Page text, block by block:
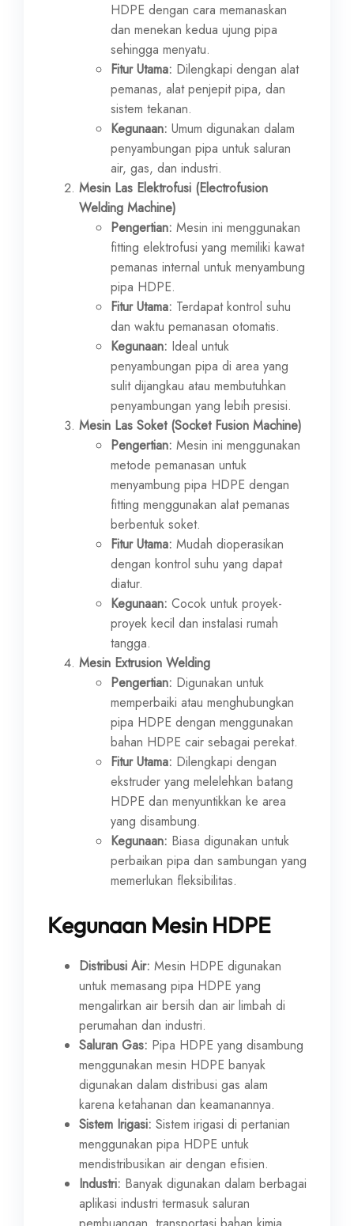
HDPE dengan cara memanaskan
dan menekan kedua ujung pipa
sehingga menyatu.
Fitur Utama: Dilengkapi dengan alat
pemanas, alat penjepit pipa, dan
sistem tekanan.
Kegunaan: Umum digunakan dalam
penyambungan pipa untuk saluran
air, gas, dan industri.
Mesin Las Elektrofusi (Electrofusion
Welding Machine)
Pengertian: Mesin ini menggunakan
fitting elektrofusi yang memiliki kawat
pemanas internal untuk menyambung
pipa HDPE.
Fitur Utama: Terdapat kontrol suhu
dan waktu pemanasan otomatis.
Kegunaan: Ideal untuk
penyambungan pipa di area yang
sulit dijangkau atau membutuhkan
penyambungan yang lebih presisi.
Mesin Las Soket (Socket Fusion Machine)
Pengertian: Mesin ini menggunakan
metode pemanasan untuk
menyambung pipa HDPE dengan
fitting menggunakan alat pemanas
berbentuk soket.
Fitur Utama: Mudah dioperasikan
dengan kontrol suhu yang dapat
diatur.
Kegunaan: Cocok untuk proyek-
proyek kecil dan instalasi rumah
tangga.
Mesin Extrusion Welding
Pengertian: Digunakan untuk
memperbaiki atau menghubungkan
pipa HDPE dengan menggunakan
bahan HDPE cair sebagai perekat.
Fitur Utama: Dilengkapi dengan
ekstruder yang melelehkan batang
HDPE dan menyuntikkan ke area
yang disambung.
Kegunaan: Biasa digunakan untuk
perbaikan pipa dan sambungan yang
memerlukan fleksibilitas.
Kegunaan Mesin HDPE
Distribusi Air: Mesin HDPE digunakan
untuk memasang pipa HDPE yang
mengalirkan air bersih dan air limbah di
perumahan dan industri.
Saluran Gas: Pipa HDPE yang disambung
menggunakan mesin HDPE banyak
digunakan dalam distribusi gas alam
karena ketahanan dan keamanannya.
Sistem Irigasi: Sistem irigasi di pertanian
menggunakan pipa HDPE untuk
mendistribusikan air dengan efisien.
Industri: Banyak digunakan dalam berbagai
aplikasi industri termasuk saluran